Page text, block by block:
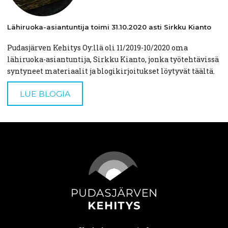
Lähiruoka-asiantuntija toimi 31.10.2020 asti Sirkku Kianto
Pudasjärven Kehitys Oy:llä oli 11/2019-10/2020 oma
lähiruoka-asiantuntija, Sirkku Kianto, jonka työtehtävissä
syntyneet materiaalit ja blogikirjoitukset löytyvät täältä.
LUE BLOGIA